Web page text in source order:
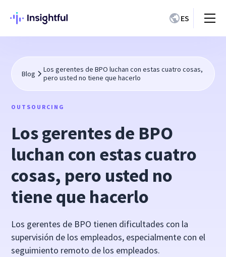
ES
Blog
Los gerentes de BPO luchan con estas cuatro cosas,
pero usted no tiene que hacerlo
OUTSOURCING
Los gerentes de BPO
luchan con estas cuatro
cosas, pero usted no
tiene que hacerlo
Los gerentes de BPO tienen dificultades con la
supervisión de los empleados, especialmente con el
seguimiento remoto de los empleados.